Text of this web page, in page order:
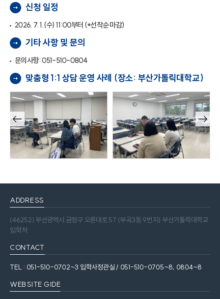
신청 일정
2026. 7. 1.(수) 11:00부터 (*선착순 마감)
기타 사항 및 문의
문의사항: 051-510-0804
맞춤형 1:1 상담 운영 사례 (장소: 부산가톨릭대학교)
이전
슬라
이드
다음
슬라
이드
ADDRESS
(46252) 부산광역시 금정구 오륜대로 57 (부곡3동 9번지) 부산가톨릭대학교
입학처
CONTACT
TEL : 051-510-0702~3 입학사정관실 / 051-510-0705~8, 0804~8
WEBSITE GIDE